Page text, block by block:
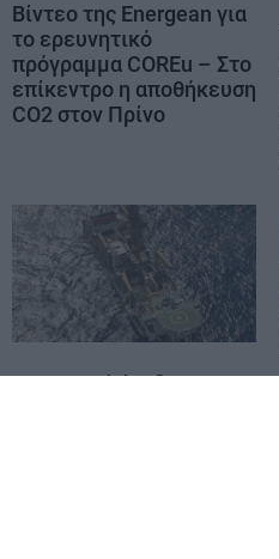
Βίντεο της Energean για
το ερευνητικό
πρόγραμμα COREu – Στο
επίκεντρο η αποθήκευση
CO2 στον Πρίνο
Σημαντική άνοδος σε